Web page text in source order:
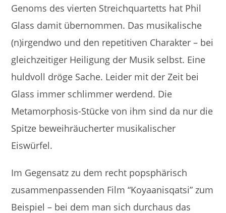
Genoms des vierten Streichquartetts hat Phil
Glass damit übernommen. Das musikalische
(n)irgendwo und den repetitiven Charakter – bei
gleichzeitiger Heiligung der Musik selbst. Eine
huldvoll dröge Sache. Leider mit der Zeit bei
Glass immer schlimmer werdend. Die
Metamorphosis-Stücke von ihm sind da nur die
Spitze beweihräucherter musikalischer
Eiswürfel.
Im Gegensatz zu dem recht popsphärisch
zusammenpassenden Film “Koyaanisqatsi” zum
Beispiel – bei dem man sich durchaus das